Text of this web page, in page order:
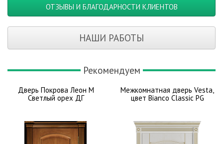
ОТЗЫВЫ И БЛАГОДАРНОСТИ КЛИЕНТОВ
НАШИ РАБОТЫ
Рекомендуем
Дверь Покрова Леон М
Светлый орех ДГ
Межкомнатная дверь Vesta,
цвет Bianco Classic PG